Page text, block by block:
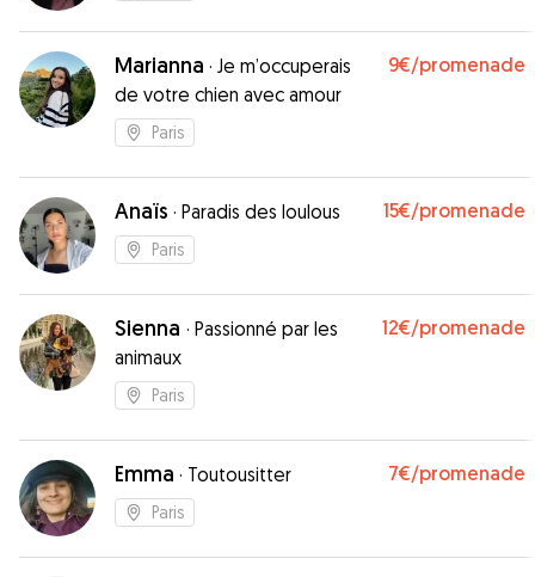
Marianna · Je m’occuperais
de votre chien avec amour
9€/promenade
Paris
Anaïs · Paradis des loulous 15€/promenade
Paris
Sienna · Passionné par les
animaux
12€/promenade
Paris
Emma · Toutousitter 7€/promenade
Paris